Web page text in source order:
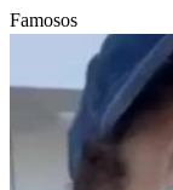
Famosos